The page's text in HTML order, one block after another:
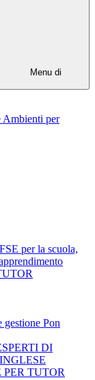
Menu di
Ambienti per
per la scuola,
gestione Pon
DI
TUTOR